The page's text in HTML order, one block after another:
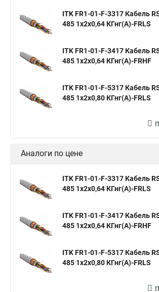
ITK FR1-01-F-3317 Кабель
485 1х2х0,64 КГнг(А)-FRLS
ITK FR1-01-F-3417 Кабель
485 1х2х0,64 КГнг(А)-FRHF
ITK FR1-01-F-5317 Кабель
485 1х2х0,80 КГнг(А)-FRLS
Аналоги по цене
ITK FR1-01-F-3317 Кабель
485 1х2х0,64 КГнг(А)-FRLS
ITK FR1-01-F-3417 Кабель
485 1х2х0,64 КГнг(А)-FRHF
ITK FR1-01-F-5317 Кабель
485 1х2х0,80 КГнг(А)-FRLS